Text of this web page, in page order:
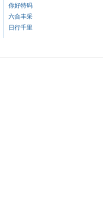
你好特码
六合丰采
日行千里